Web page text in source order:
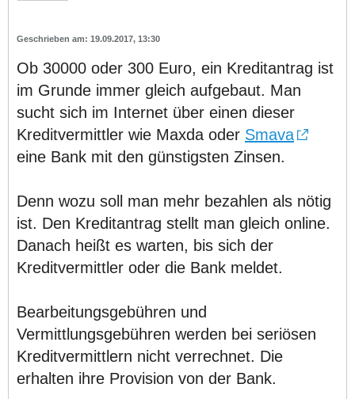
19.09.2017, 13:30
Ob 30000 oder 300 Euro, ein Kreditantrag ist
im Grunde immer gleich aufgebaut. Man
sucht sich im Internet über einen dieser
Kreditvermittler wie Maxda oder Smava
eine Bank mit den günstigsten Zinsen.
Denn wozu soll man mehr bezahlen als nötig
ist. Den Kreditantrag stellt man gleich online.
Danach heißt es warten, bis sich der
Kreditvermittler oder die Bank meldet.
Bearbeitungsgebühren und
Vermittlungsgebühren werden bei seriösen
Kreditvermittlern nicht verrechnet. Die
erhalten ihre Provision von der Bank.